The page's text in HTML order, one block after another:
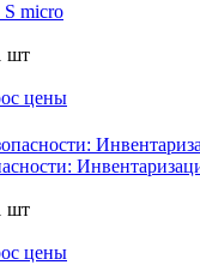
S micro
шт
цены
шт
цены